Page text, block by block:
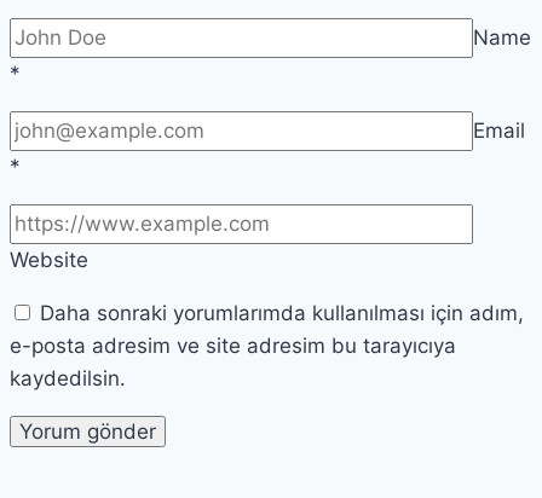
Name
*
Email
*
Website
Daha sonraki yorumlarımda kullanılması için adım,
e-posta adresim ve site adresim bu tarayıcıya
kaydedilsin.